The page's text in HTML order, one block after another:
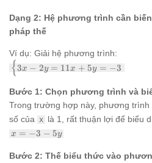
Dạng 2: Hệ phương trình cần
pháp thế
Ví dụ: Giải hệ phương trình:
\begin{cases}
3x - 2y = 11 x
+ 5y = -3
\end{cases}
{ 3x − 2y = 11x + 5y = −3
Bước 1: Chọn phương trình và
Trong trường hợp này, phương trình
số của x là 1, rất thuận lợi để biểu
x
-3
x = −3 − 5y
Bước 2: Thế biểu thức vào